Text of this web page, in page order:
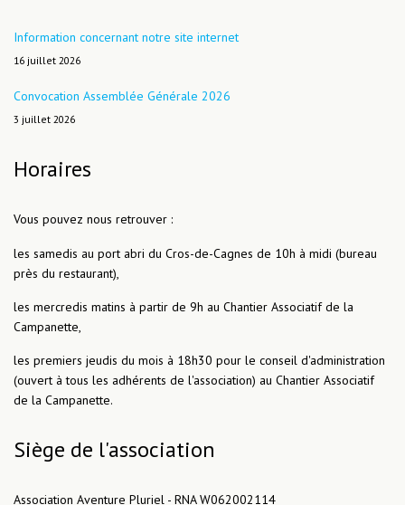
Information concernant notre site internet
16 juillet 2026
Convocation Assemblée Générale 2026
3 juillet 2026
Horaires
Vous pouvez nous retrouver :
les samedis au port abri du Cros-de-Cagnes de 10h à midi (bureau
près du restaurant),
les mercredis matins à partir de 9h au Chantier Associatif de la
Campanette,
les premiers jeudis du mois à 18h30 pour le conseil d'administration
(ouvert à tous les adhérents de l'association) au Chantier Associatif
de la Campanette.
Siège de l'association
Association Aventure Pluriel - RNA W062002114